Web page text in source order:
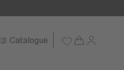
Catalogue